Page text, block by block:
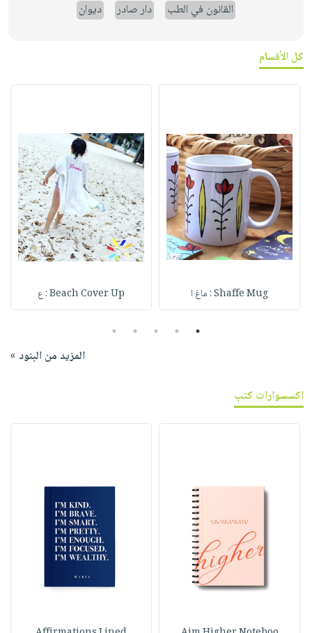
القانون في الطب
دار صادر ديوان
كل الأقسام
Shaffe Mug : ماغ ا Beach Cover Up : ع
1
2
3
4
5
المزيد من البنود »
اكسسوارات كتب